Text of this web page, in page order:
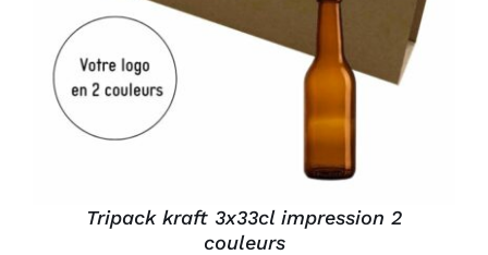
Tripack kraft 3x33cl impression 2
couleurs